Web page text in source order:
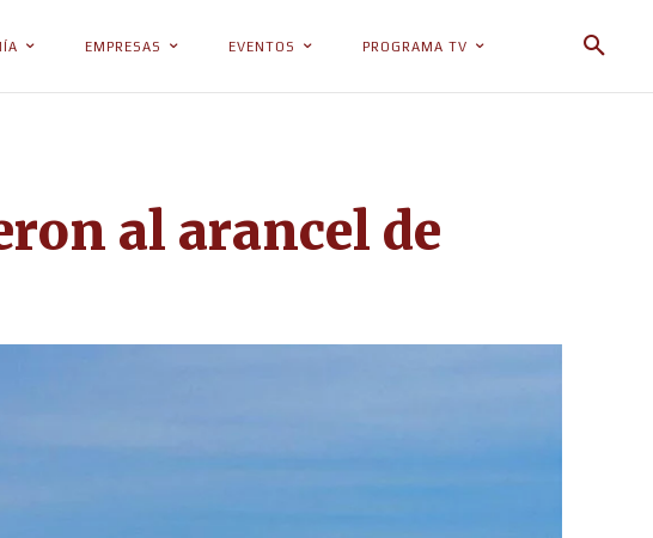
EMPRESAS EVENTOS PROGRAMA TV
al arancel de